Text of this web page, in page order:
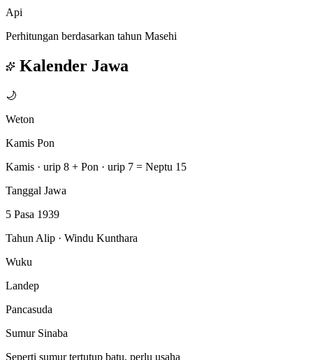
Api
Perhitungan berdasarkan tahun Masehi
Kalender Jawa
🌙
Weton
Kamis Pon
Kamis · urip 8 + Pon · urip 7 = Neptu 15
Tanggal Jawa
5 Pasa 1939
Tahun Alip · Windu Kunthara
Wuku
Landep
Pancasuda
Sumur Sinaba
Seperti sumur tertutup batu, perlu usaha